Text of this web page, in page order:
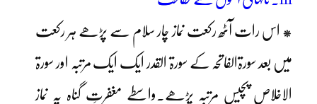
* اس رات آٹھ رکعت نماز چار سلام سے پڑھے ہر رکعت
میں بعد سورۃالفاتحہ کے سورۃ القدر ایک ایک مرتبہ اور سورۃ
الاخلاص پچیس مرتبہ پڑھے۔واسطے مغفرتِ گناہ یہ نماز